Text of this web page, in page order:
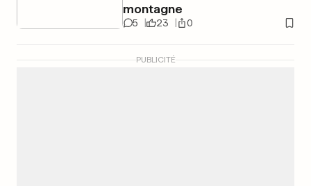
montagne
5 23 0
PUBLICITÉ